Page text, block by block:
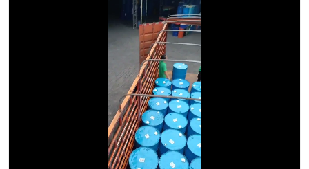
46+68号化妆级白油